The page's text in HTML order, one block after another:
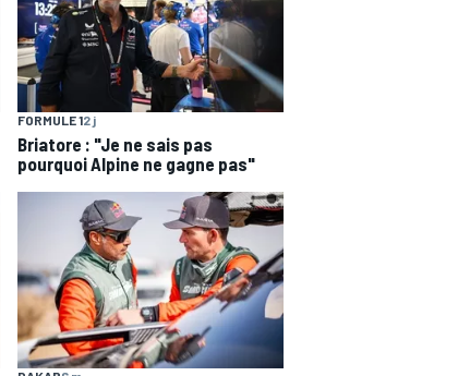
FORMULE 12 j
Briatore : "Je ne sais pas
pourquoi Alpine ne gagne pas"